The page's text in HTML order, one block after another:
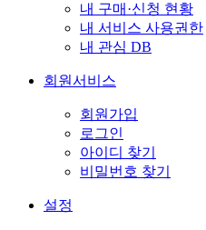
내 구매·신청 현황
내 서비스 사용권한
내 관심 DB
회원서비스
회원가입
로그인
아이디 찾기
비밀번호 찾기
설정